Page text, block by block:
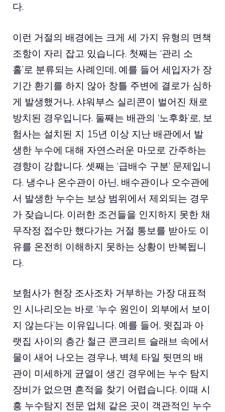
다.
이런 거절의 배경에는 크게 세 가지 유형의 면책
조항이 자리 잡고 있습니다. 첫째는 ‘관리 소
홀’로 분류되는 사례인데, 예를 들어 세입자가 장
기간 환기를 하지 않아 창틀 주변에 결로가 심하
게 발생했거나, 샤워부스 실리콘이 벌어진 채로
방치된 경우입니다. 둘째는 배관의 ‘노후화’로, 보
험사는 설치된 지 15년 이상 지난 배관에서 발
생한 누수에 대해 자연스러운 마모로 간주하는
경향이 강합니다. 셋째는 ‘급배수 구분’ 문제입니
다. 냉수나 온수관이 아닌, 배수관이나 오수관에
서 발생한 누수는 보상 범위에서 제외되는 경우
가 잦습니다. 이러한 조건들을 인지하지 못한 채
무작정 접수만 했다가는 거절 통보를 받아도 이
유를 온전히 이해하지 못하는 상황이 반복됩니
다.
보험사가 현장 조사조차 거부하는 가장 대표적
인 시나리오는 바로 ‘누수 원인이 외부에서 보이
지 않는다’는 이유입니다. 예를 들어, 윗집과 아
랫집 사이의 층간 철근 콘크리트 슬래브 속에서
물이 새어 나오는 경우나, 벽체 타일 뒷면의 배
관이 미세하게 균열이 생긴 경우에는 누수 탐지
장비가 없으면 흔적을 찾기 어렵습니다. 이때 시
흥 누수탐지 전문 업체 같은 곳이 객관적인 누수